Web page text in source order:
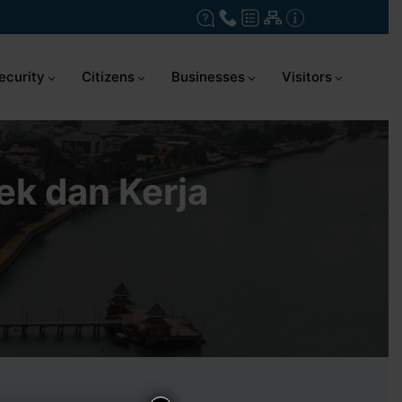
Citizens Businesses Visitors
dan Kerja